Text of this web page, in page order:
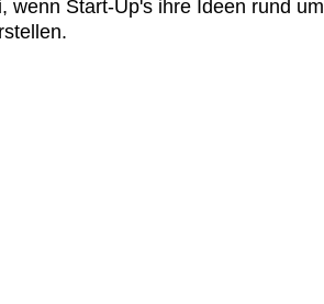
wenn Start-Up's ihre Ideen rund um